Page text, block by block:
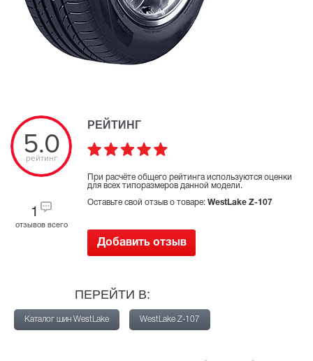
5.0
рейтинг
РЕЙТИНГ
1
отзывов всего
При расчёте общего рейтинга используются оценки
для всех типоразмеров данной модели.
Оставьте свой отзыв о товаре: WestLake Z-107
Добавить отзыв
ПЕРЕЙТИ В:
Каталог шин WestLake WestLake Z-107